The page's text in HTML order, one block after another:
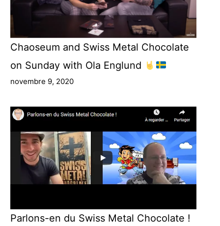
Chaoseum and Swiss Metal Chocolate
on Sunday with Ola Englund
novembre 9, 2020
Parlons-en du Swiss Metal Chocolate !